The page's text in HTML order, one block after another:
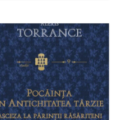
Stoc epuizat